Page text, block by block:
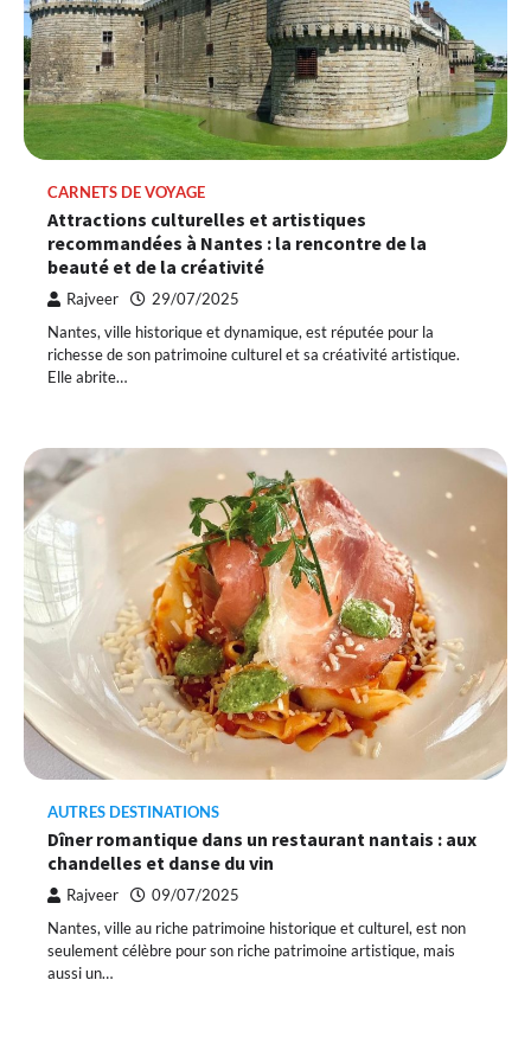
CARNETS DE VOYAGE
Attractions culturelles et artistiques
recommandées à Nantes : la rencontre de la
beauté et de la créativité
Rajveer 29/07/2025
Nantes, ville historique et dynamique, est réputée pour la
richesse de son patrimoine culturel et sa créativité artistique.
Elle abrite…
AUTRES DESTINATIONS
Dîner romantique dans un restaurant nantais : aux
chandelles et danse du vin
Rajveer 09/07/2025
Nantes, ville au riche patrimoine historique et culturel, est non
seulement célèbre pour son riche patrimoine artistique, mais
aussi un…